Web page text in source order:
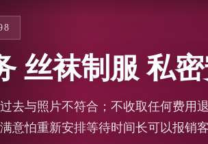
丝袜制服 私
去与照片不符合；不收取任何费用
意怕重新安排等待时间长可以报销